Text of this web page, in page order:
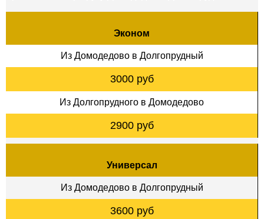
Эконом
Из Домодедово в Долгопрудный
3000 руб
Из Долгопрудного в Домодедово
2900 руб
Универсал
Из Домодедово в Долгопрудный
3600 руб